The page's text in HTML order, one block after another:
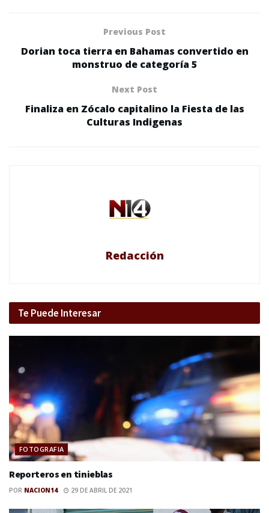
Previous Post
Dorian toca tierra en Bahamas convertido en
monstruo de categoría 5
Next Post
Finaliza en Zócalo capitalino la Fiesta de las
Culturas Indigenas
Redacción
Te Puede Interesar
FOTOGRAFIA
Reporteros en tinieblas
POR NACION14 29 DE ABRIL DE 2021